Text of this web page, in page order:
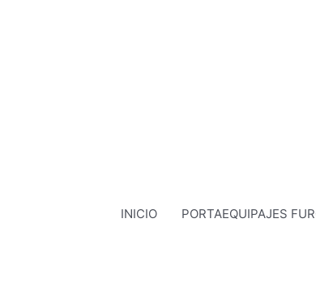
INICIO PORTAEQUIPAJES